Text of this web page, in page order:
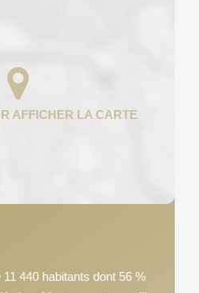
440 habitants dont 56 %